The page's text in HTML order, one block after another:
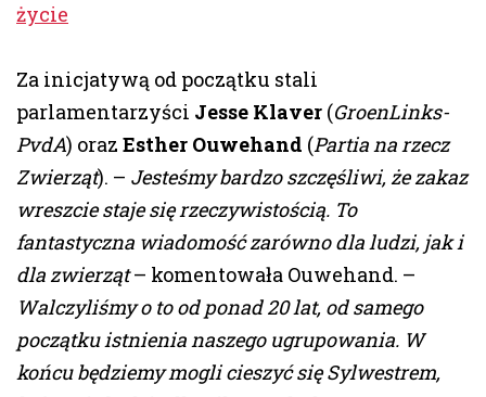
życie
Za inicjatywą od początku stali
parlamentarzyści Jesse Klaver (GroenLinks-
PvdA) oraz Esther Ouwehand (Partia na rzecz
Zwierząt). – Jesteśmy bardzo szczęśliwi, że zakaz
wreszcie staje się rzeczywistością. To
fantastyczna wiadomość zarówno dla ludzi, jak i
dla zwierząt– komentowała Ouwehand. –
Walczyliśmy o to od ponad 20 lat, od samego
początku istnienia naszego ugrupowania. W
końcu będziemy mogli cieszyć się Sylwestrem,